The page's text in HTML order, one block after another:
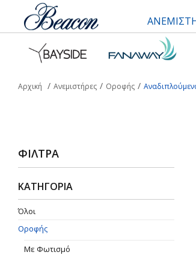
Αρχική Ανεμιστήρες Οροφής
ΦΊΛΤΡΑ
ΚΑΤΗΓΟΡΙΑ
Όλοι
Οροφής
Με Φωτισμό